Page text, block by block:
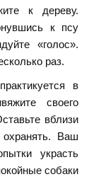
к дереву.
к псу
«голос».
раз.
в
своего
вблизи
Ваш
украсть
собаки